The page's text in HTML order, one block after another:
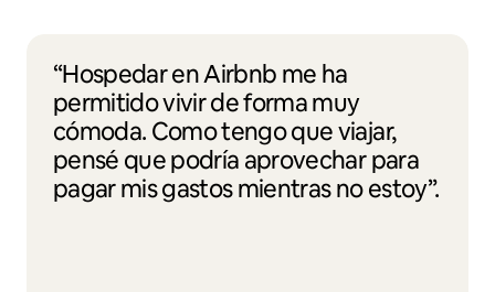
“Hospedar en Airbnb me ha
permitido vivir de forma muy
cómoda. Como tengo que viajar,
pensé que podría aprovechar para
pagar mis gastos mientras no estoy”.